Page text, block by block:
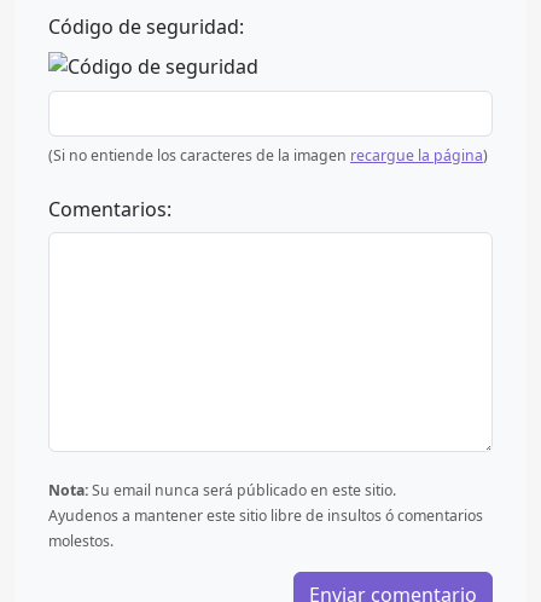
Código de seguridad:
(Si no entiende los caracteres de la imagen recargue la página)
Comentarios:
Nota:Su email nunca será públicado en este sitio.
Ayudenos a mantener este sitio libre de insultos ó comentarios
molestos.